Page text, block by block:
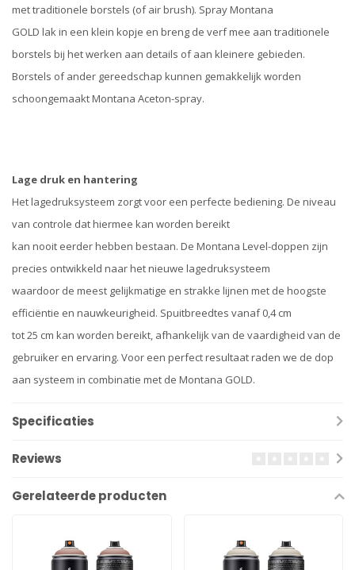
met traditionele borstels (of air brush). Spray Montana
GOLD lak in een klein kopje en breng de verf mee aan traditionele
borstels bij het werken aan details of aan kleinere gebieden.
Borstels of ander gereedschap kunnen gemakkelijk worden
schoongemaakt Montana Aceton-spray.
Lage druk en hantering
Het lagedruksysteem zorgt voor een perfecte bediening. De niveau
van controle dat hiermee kan worden bereikt
kan nooit eerder hebben bestaan. De Montana Level-doppen zijn
precies ontwikkeld naar het nieuwe lagedruksysteem
waardoor de meest gelijkmatige en strakke lijnen met de hoogste
efficiëntie en nauwkeurigheid. Spuitbreedtes vanaf 0,4 cm
tot 25 cm kan worden bereikt, afhankelijk van de vaardigheid van de
gebruiker en ervaring. Voor een perfect resultaat raden we de dop
aan systeem in combinatie met de Montana GOLD.
Specificaties
Reviews
Gerelateerde producten